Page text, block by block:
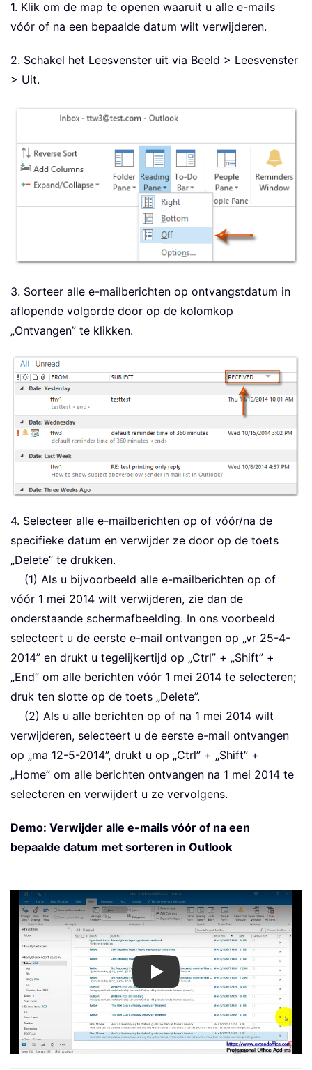
1. Klik om de map te openen waaruit u alle e-mails
vóór of na een bepaalde datum wilt verwijderen.
2. Schakel het Leesvenster uit via Beeld > Leesvenster
> Uit.
3. Sorteer alle e-mailberichten op ontvangstdatum in
aflopende volgorde door op de kolomkop
„Ontvangen” te klikken.
4. Selecteer alle e-mailberichten op of vóór/na de
specifieke datum en verwijder ze door op de toets
„Delete” te drukken.
(1) Als u bijvoorbeeld alle e-mailberichten op of
vóór 1 mei 2014 wilt verwijderen, zie dan de
onderstaande schermafbeelding. In ons voorbeeld
selecteert u de eerste e-mail ontvangen op „vr 25-4-
2014” en drukt u tegelijkertijd op „Ctrl” + „Shift” +
„End” om alle berichten vóór 1 mei 2014 te selecteren;
druk ten slotte op de toets „Delete”.
(2) Als u alle berichten op of na 1 mei 2014 wilt
verwijderen, selecteert u de eerste e-mail ontvangen
op „ma 12-5-2014”, drukt u op „Ctrl” + „Shift” +
„Home” om alle berichten ontvangen na 1 mei 2014 te
selecteren en verwijdert u ze vervolgens.
Demo: Verwijder alle e-mails vóór of na een
bepaalde datum met sorteren in Outlook
Play